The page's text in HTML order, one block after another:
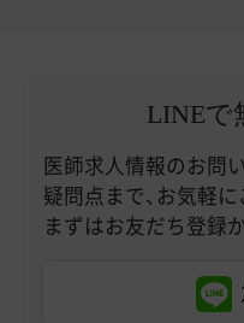
LINEで
医師求人情報のお問
疑問点まで、お気軽に
まずはお友だち登録か